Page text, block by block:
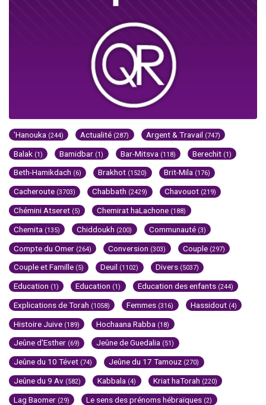
'Hanouka (244) Actualité (287) Argent & Travail (747)
Balak (1) Bamidbar (1) Bar-Mitsva (118) Berechit (1)
Beth-Hamikdach (6) Brakhot (1520) Brit-Mila (176)
Cacheroute (3703) Chabbath (2429) Chavouot (219)
Chémini Atseret (5) Chemirat haLachone (188)
Chemita (135) Chiddoukh (200) Communauté (3)
Compte du Omer (264) Conversion (303) Couple (297)
Couple et Famille (5) Deuil (1102) Divers (5037)
Education (1) Education (1) Education des enfants (244)
Explications de Torah (1058) Femmes (316) Hassidout (4)
Histoire Juive (189) Hochaana Rabba (18)
Jeûne d'Esther (69) Jeûne de Guedalia (51)
Jeûne du 10 Tévet (74) Jeûne du 17 Tamouz (270)
Jeûne du 9 Av (582) Kabbala (4) Kriat haTorah (220)
Lag Baomer (29) Le sens des prénoms hébraïques (2)